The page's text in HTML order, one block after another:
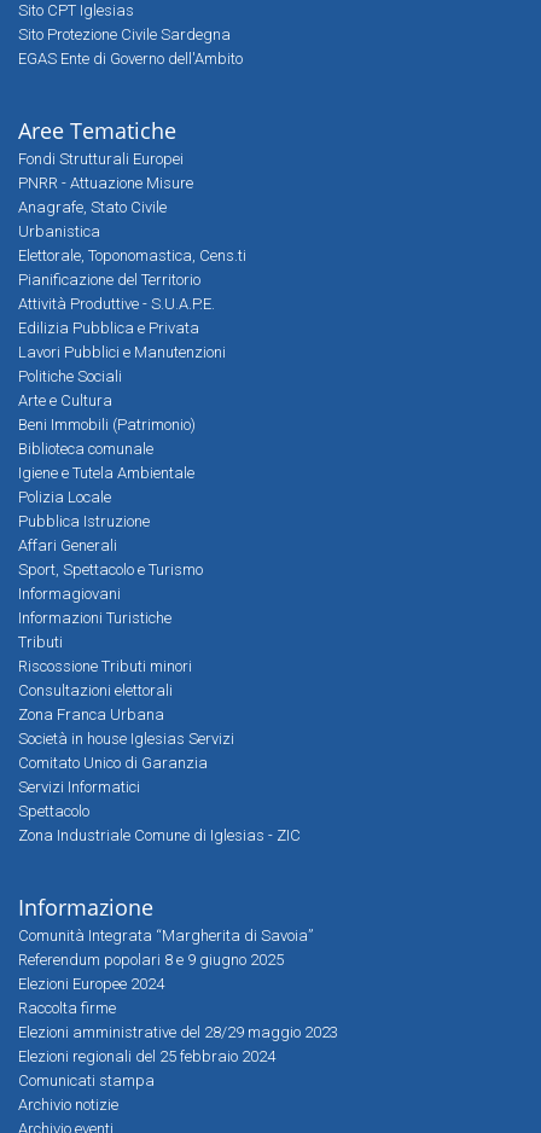
Sito CPT Iglesias
Sito Protezione Civile Sardegna
EGAS Ente di Governo dell'Ambito
Aree Tematiche
Fondi Strutturali Europei
PNRR - Attuazione Misure
Anagrafe, Stato Civile
Urbanistica
Elettorale, Toponomastica, Cens.ti
Pianificazione del Territorio
Attività Produttive - S.U.A.P.E.
Edilizia Pubblica e Privata
Lavori Pubblici e Manutenzioni
Politiche Sociali
Arte e Cultura
Beni Immobili (Patrimonio)
Biblioteca comunale
Igiene e Tutela Ambientale
Polizia Locale
Pubblica Istruzione
Affari Generali
Sport, Spettacolo e Turismo
Informagiovani
Informazioni Turistiche
Tributi
Riscossione Tributi minori
Consultazioni elettorali
Zona Franca Urbana
Società in house Iglesias Servizi
Comitato Unico di Garanzia
Servizi Informatici
Spettacolo
Zona Industriale Comune di Iglesias - ZIC
Informazione
Comunità Integrata “Margherita di Savoia”
Referendum popolari 8 e 9 giugno 2025
Elezioni Europee 2024
Raccolta firme
Elezioni amministrative del 28/29 maggio 2023
Elezioni regionali del 25 febbraio 2024
Comunicati stampa
Archivio notizie
Archivio eventi